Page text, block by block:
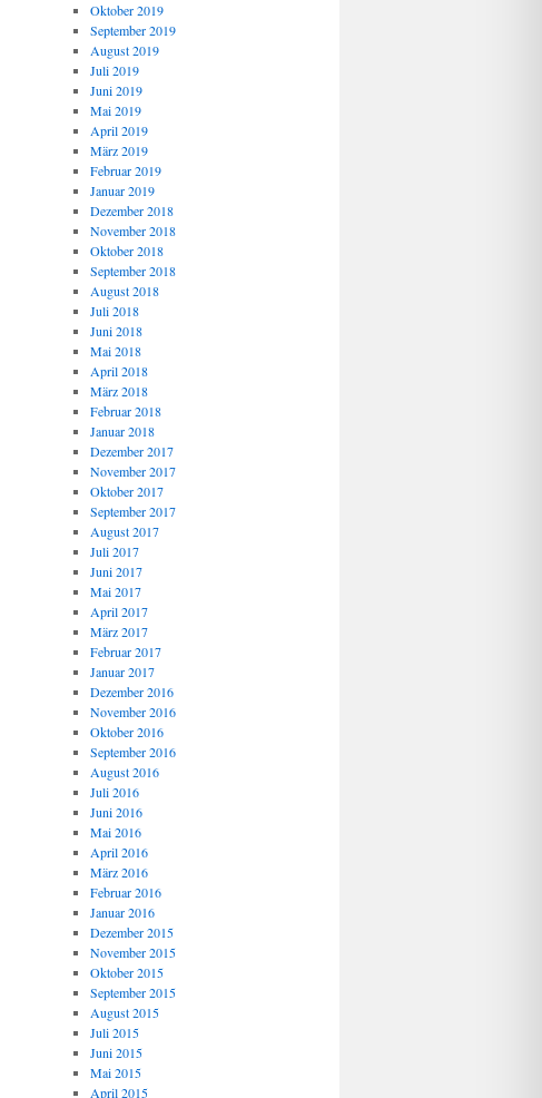
Oktober 2019
September 2019
August 2019
Juli 2019
Juni 2019
Mai 2019
April 2019
März 2019
Februar 2019
Januar 2019
Dezember 2018
November 2018
Oktober 2018
September 2018
August 2018
Juli 2018
Juni 2018
Mai 2018
April 2018
März 2018
Februar 2018
Januar 2018
Dezember 2017
November 2017
Oktober 2017
September 2017
August 2017
Juli 2017
Juni 2017
Mai 2017
April 2017
März 2017
Februar 2017
Januar 2017
Dezember 2016
November 2016
Oktober 2016
September 2016
August 2016
Juli 2016
Juni 2016
Mai 2016
April 2016
März 2016
Februar 2016
Januar 2016
Dezember 2015
November 2015
Oktober 2015
September 2015
August 2015
Juli 2015
Juni 2015
Mai 2015
April 2015